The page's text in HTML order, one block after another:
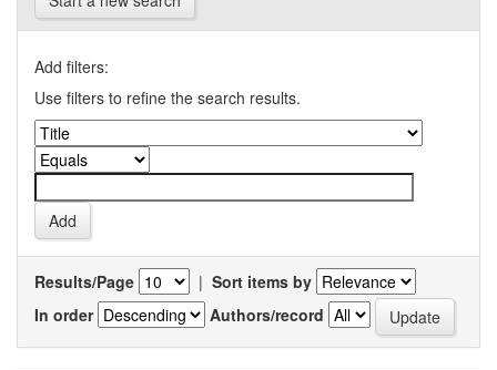
Add filters:
Use filters to refine the search results.
Results/Page | Sort items by
In order
Authors/record